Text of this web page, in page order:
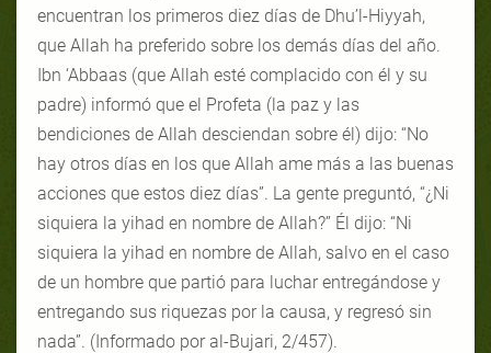
encuentran los primeros diez días de Dhu’l-Hiyyah,
que Allah ha preferido sobre los demás días del año.
Ibn ‘Abbaas (que Allah esté complacido con él y su
padre) informó que el Profeta (la paz y las
bendiciones de Allah desciendan sobre él) dijo: “No
hay otros días en los que Allah ame más a las buenas
acciones que estos diez días”. La gente preguntó, “¿Ni
siquiera la yihad en nombre de Allah?” Él dijo: “Ni
siquiera la yihad en nombre de Allah, salvo en el caso
de un hombre que partió para luchar entregándose y
entregando sus riquezas por la causa, y regresó sin
nada”. (Informado por al-Bujari, 2/457).